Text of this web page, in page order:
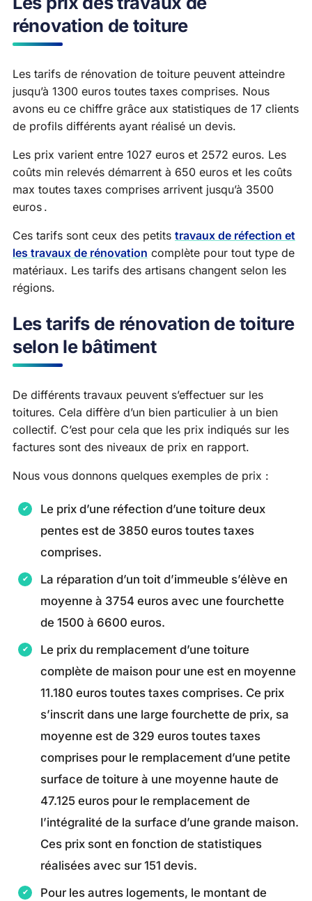
rénovation de toiture
Les tarifs de rénovation de toiture peuvent atteindre
jusqu’à 1300 euros toutes taxes comprises. Nous
avons eu ce chiffre grâce aux statistiques de 17 clients
de profils différents ayant réalisé un devis.
Les prix varient entre 1027 euros et 2572 euros. Les
coûts min relevés démarrent à 650 euros et les coûts
max toutes taxes comprises arrivent jusqu’à 3500
euros .
Ces tarifs sont ceux des petits travaux de réfection et
les travaux de rénovation complète pour tout type de
matériaux. Les tarifs des artisans changent selon les
régions.
Les tarifs de rénovation de toiture
selon le bâtiment
De différents travaux peuvent s’effectuer sur les
toitures. Cela diffère d’un bien particulier à un bien
collectif. C’est pour cela que les prix indiqués sur les
factures sont des niveaux de prix en rapport.
Nous vous donnons quelques exemples de prix :
Le prix d’une réfection d’une toiture deux
pentes est de 3850 euros toutes taxes
comprises.
La réparation d’un toit d’immeuble s’élève en
moyenne à 3754 euros avec une fourchette
de 1500 à 6600 euros.
Le prix du remplacement d’une toiture
complète de maison pour une est en moyenne
11.180 euros toutes taxes comprises. Ce prix
s’inscrit dans une large fourchette de prix, sa
moyenne est de 329 euros toutes taxes
comprises pour le remplacement d’une petite
surface de toiture à une moyenne haute de
47.125 euros pour le remplacement de
l’intégralité de la surface d’une grande maison.
Ces prix sont en fonction de statistiques
réalisées avec sur 151 devis.
Pour les autres logements, le montant de